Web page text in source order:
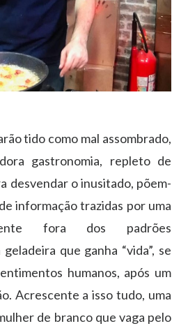
tido como mal assombrado,
gastronomia, repleto de
desvendar o inusitado, põem-
informação trazidas por uma
fora dos padrões
que ganha “vida”, se
humanos, após um
Acrescente a isso tudo, uma
de branco que vaga pelo